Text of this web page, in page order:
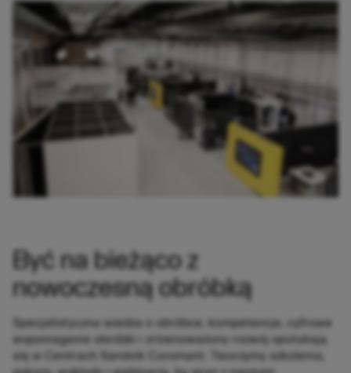
Być na bieżąco z
nowoczesną obróbką​
Specjalistyczna wiedza o obróbce, kompetencje, cyfrowe
wspomaganie obróbki i zrównoważony rozwój spotykają
się w Centrach Sandvik Coromant. Tworzymy szkolenia,